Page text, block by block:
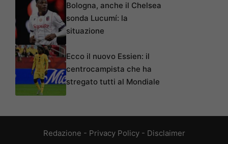
Bologna, anche il Chelsea
sonda Lucumí: la
situazione
Ecco il nuovo Essien: il
centrocampista che ha
stregato tutti al Mondiale
Redazione - Privacy Policy- Disclaimer